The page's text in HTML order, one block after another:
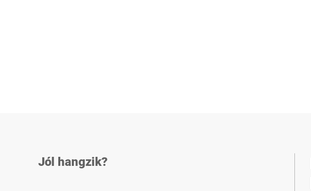
Jól hangzik?